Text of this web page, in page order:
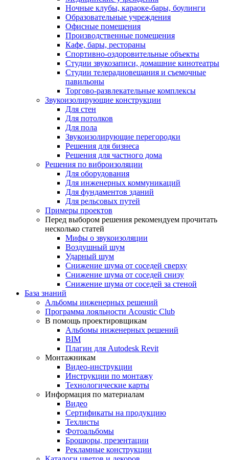
Ночные клубы, караоке-бары, боулинги
Образовательные учреждения
Офисные помещения
Производственные помещения
Кафе, бары, рестораны
Спортивно-оздоровительные объекты
Студии звукозаписи, домашние кинотеатры
Студии телерадиовещания и съемочные
павильоны
Торгово-развлекательные комплексы
Звукоизолирующие конструкции
Для стен
Для потолков
Для пола
Звукоизолирующие перегородки
Решения для бизнеса
Решения для частного дома
Решения по виброизоляции
Для оборудования
Для инженерных коммуникаций
Для фундаментов зданий
Для рельсовых путей
Примеры проектов
Перед выбором решения рекомендуем прочитать
несколько статей
Мифы о звукоизоляции
Воздушный шум
Ударный шум
Снижение шума от соседей сверху
Снижение шума от соседей снизу
Снижение шума от соседей за стеной
База знаний
Альбомы инженерных решений
Программа лояльности Acoustic Club
В помощь проектировщикам
Альбомы инженерных решений
BIM
Плагин для Autodesk Revit
Монтажникам
Видео-инструкции
Инструкции по монтажу
Технологические карты
Информация по материалам
Видео
Сертификаты на продукцию
Техлисты
Фотоальбомы
Брошюры, презентации
Рекламные конструкции